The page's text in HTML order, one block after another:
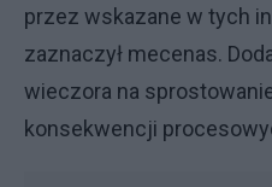
przez wskazane w tych
zaznaczył mecenas.
wieczora na
konsekwencji